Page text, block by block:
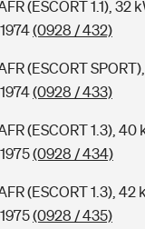
(ESCORT 1.1), 32
(0928 / 432)
(ESCORT
(0928 / 433)
(ESCORT 1.3), 40
(0928 / 434)
(ESCORT 1.3), 42
(0928 / 435)